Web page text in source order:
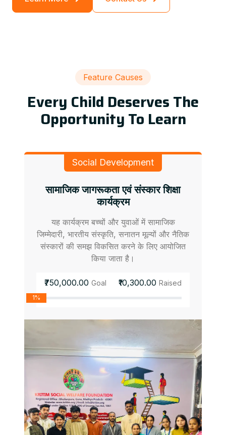
Feature Causes
Every Child Deserves The
Opportunity To Learn
Social Development
सामाजिक जागरूकता एवं संस्कार शिक्षा
कार्यक्रम
यह कार्यक्रम बच्चों और युवाओं में सामाजिक
जिम्मेदारी, भारतीय संस्कृति, सनातन मूल्यों और नैतिक
संस्कारों की समझ विकसित करने के लिए आयोजित
किया जाता है।
₹750,000.00 Goal ₹10,300.00 Raised
1%